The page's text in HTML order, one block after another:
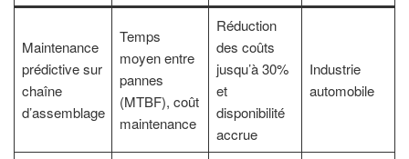
Maintenance
prédictive sur
chaîne
d’assemblage
Temps
moyen entre
pannes
(MTBF), coût
maintenance
Réduction
des coûts
jusqu’à 30%
et
disponibilité
accrue
Industrie
automobile